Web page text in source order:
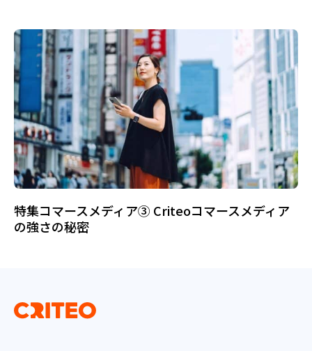
特集コマースメディア③ Criteoコマースメディア
の強さの秘密